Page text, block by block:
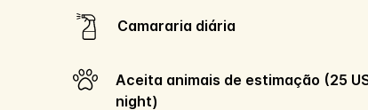
Camararia diária
Aceita animais de estimação (25 USD /
night)